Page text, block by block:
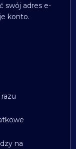
swój adres e-
konto.
na